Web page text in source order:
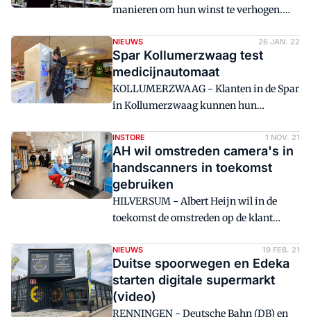
manieren om hun winst te verhogen.
winstgevendheid, maar
personeelstekorten kunnen dit
moeilijker maken.
NIEUWS 26 JAN. 22
Spar Kollumerzwaag test
medicijnautomaat
KOLLUMERZWAAG - Klanten in de Spar
in Kollumerzwaag kunnen hun
De winkel heeft ruimere openingstijden
dan de apotheek.
INSTORE 1 NOV. 21
AH wil omstreden camera's in
handscanners in toekomst
gebruiken
HILVERSUM - Albert Heijn wil in de
toekomst de omstreden op de klant
handscanners gaan gebruiken.
NIEUWS 19 FEB. 21
Duitse spoorwegen en Edeka
starten digitale supermarkt
(video)
RENNINGEN - Deutsche Bahn (DB) en